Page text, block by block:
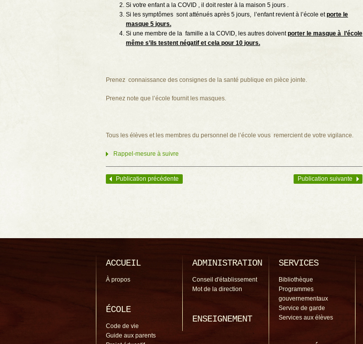
Si votre enfant a la COVID , il doit rester à la maison 5 jours .
Si les symptômes sont atténués après 5 jours, l’enfant revient à l’école etporte le
masque 5 jours.
Si une membre de la famille a la COVID, les autres doivent porter le masque à l’école
même s’ils testent négatif et cela pour 10 jours.
Prenez connaissance des consignes de la santé publique en pièce jointe.
Prenez note que l’école fournit les masques.
Tous les élèves et les membres du personnel de l’école vous remercient de votre vigilance.
Rappel-mesure à suivre
Navigation des articles
Publication précédente Publication suivante
ACCUEIL
À propos
ÉCOLE
Code de vie
Guide aux parents
ADMINISTRATION
Conseil d'établissement
Mot de la direction
ENSEIGNEMENT
SERVICES
Bibliothèque
Programmes
gouvernementaux
Service de garde
Services aux élèves